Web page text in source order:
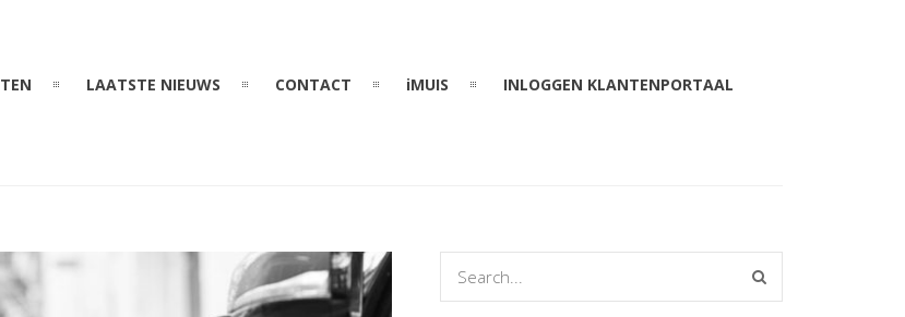
LAATSTE NIEUWS CONTACT iMUIS INLOGGEN KLANTENPORTAAL